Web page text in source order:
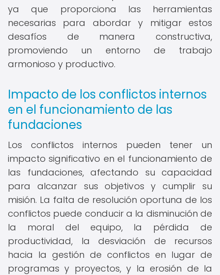
ya que proporciona las herramientas
necesarias para abordar y mitigar estos
desafíos de manera constructiva,
promoviendo un entorno de trabajo
armonioso y productivo.
Impacto de los conflictos internos
en el funcionamiento de las
fundaciones
Los conflictos internos pueden tener un
impacto significativo en el funcionamiento de
las fundaciones, afectando su capacidad
para alcanzar sus objetivos y cumplir su
misión. La falta de resolución oportuna de los
conflictos puede conducir a la disminución de
la moral del equipo, la pérdida de
productividad, la desviación de recursos
hacia la gestión de conflictos en lugar de
programas y proyectos, y la erosión de la